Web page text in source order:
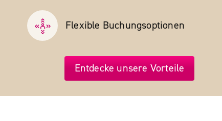
Flexible Buchungs­optionen
Entdecke unsere Vorteile